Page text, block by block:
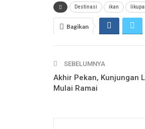
Destinasi ikan
Bagikan
SEBELUMNYA
Akhir Pekan, Kunjungan
Mulai Ramai